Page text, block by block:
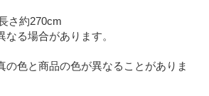
さ約270cm
る場合があります。
色と商品の色が異なることがありま